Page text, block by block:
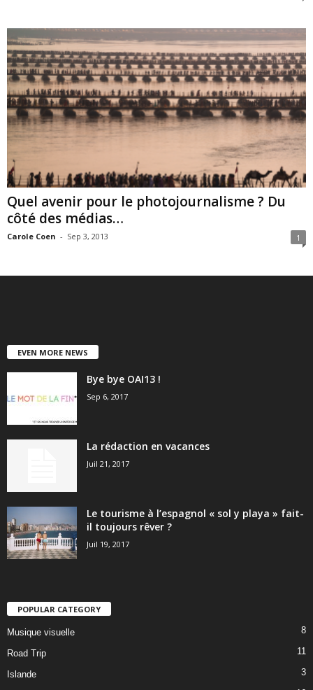
Quel avenir pour le photojournalisme ? Du
côté des médias…
Carole Coen - Sep 3, 2013 1
EVEN MORE NEWS
Bye bye OAI13 !
Sep 6, 2017
La rédaction en vacances
Juil 21, 2017
Le tourisme à l’espagnol « sol y playa » fait-
il toujours rêver ?
Juil 19, 2017
POPULAR CATEGORY
Musique visuelle 8
Road Trip 11
Islande 3